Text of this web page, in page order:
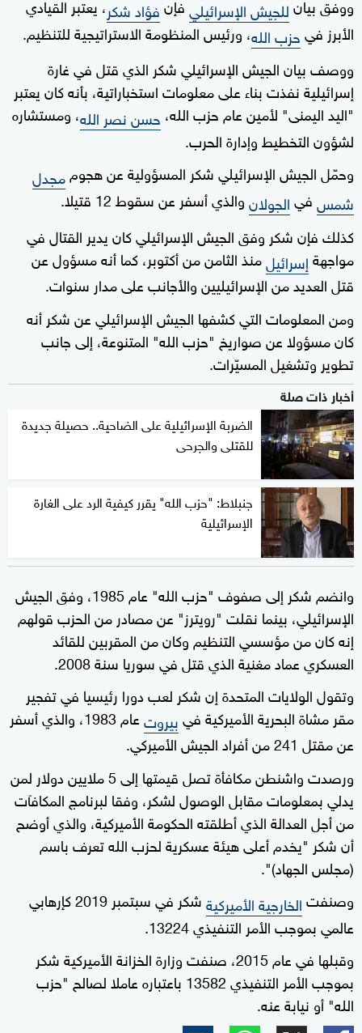
ووفق بيانللجيش الإسرائيليفإنفؤاد شكر، يعتبر القيادي
الأبرز فيحزب الله، ورئيس المنظومة الاستراتيجية للتنظيم.
ووصف بيان الجيش الإسرائيلي شكر الذي قتل في غارة
إسرائيلية نفذت بناء على معلومات استخباراتية، بأنه كان يعتبر
"اليد اليمنى" لأمين عام حزب الله، حسن نصر الله، ومستشاره
لشؤون التخطيط وإدارة الحرب.
وحمّل الجيش الإسرائيلي شكر المسؤولية عن هجوممجدل
شمسفيالجولانوالذي أسفر عن سقوط 12 قتيلا.
كذلك فإن شكر وفق الجيش الإسرائيلي كان يدير القتال في
مواجهةإسرائيلمنذ الثامن من أكتوبر، كما أنه مسؤول عن
قتل العديد من الإسرائيليين والأجانب على مدار سنوات.
ومن المعلومات التي كشفها الجيش الإسرائيلي عن شكر أنه
كان مسؤولا عن صواريخ "حزب الله" المتنوعة، إلى جانب
تطوير وتشغيل المسيّرات.
أخبار ذات صلة
الضربة الإسرائيلية على الضاحية.. حصيلة جديدة
للقتلى والجرحى
جنبلاط: "حزب الله" يقرر كيفية الرد على الغارة
الإسرائيلية
وانضم شكر إلى صفوف "حزب الله" عام 1985، وفق الجيش
الإسرائيلي، بينما نقلت "رويترز" عن مصادر من الحزب قولهم
إنه كان من مؤسسي التنظيم وكان من المقربين للقائد
العسكري عماد مغنية الذي قتل في سوريا سنة 2008.
وتقول الولايات المتحدة إن شكر لعب دورا رئيسيا في تفجير
مقر مشاة البحرية الأميركية فيبيروت
عام 1983، والذي أسفر
عن مقتل 241 من أفراد الجيش الأميركي.
ورصدت واشنطن مكافأة تصل قيمتها إلى 5 ملايين دولار لمن
يدلي بمعلومات مقابل الوصول لشكر، وفقا لبرنامج المكافآت
من أجل العدالة الذي أطلقته الحكومة الأميركية، والذي أوضح
أن شكر "يخدم أعلى هيئة عسكرية لحزب الله تعرف باسم
(مجلس الجهاد)".
وصنفتالخارجية الأميركية
شكر في سبتمبر 2019 كإرهابي
عالمي بموجب الأمر التنفيذي 13224.
وقبلها في عام 2015، صنفت وزارة الخزانة الأميركية شكر
بموجب الأمر التنفيذي 13582 باعتباره عاملا لصالح "حزب
الله" أو نيابة عنه.